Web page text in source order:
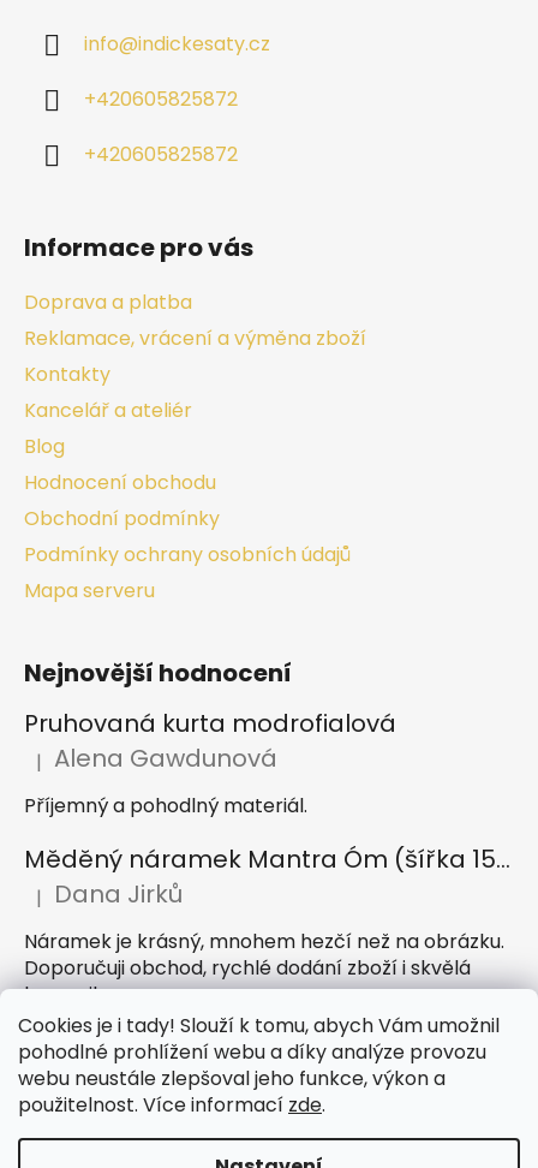
Cookies je i tady! Slouží k tomu, abych Vám umožnil
pohodlné prohlížení webu a díky analýze provozu
webu neustále zlepšoval jeho funkce, výkon a
použitelnost. Více informací zde.
info@indickesaty.cz
+420605825872
+420605825872
Informace pro vás
Doprava a platba
Reklamace, vrácení a výměna zboží
Kontakty
Kancelář a ateliér
Blog
Hodnocení obchodu
Obchodní podmínky
Podmínky ochrany osobních údajů
Mapa serveru
Nejnovější hodnocení
Pruhovaná kurta modrofialová
Hodnocení produktu je 5 z 5 hvězdiček.
| Alena Gawdunová
Příjemný a pohodlný materiál.
Měděný náramek Mantra Óm (šířka 15 mm)
Hodnocení produktu je 5 z 5 hvězdiček.
| Dana Jirků
Náramek je krásný, mnohem hezčí než na obrázku.
Doporučuji obchod, rychlé dodání zboží i skvělá
komunikace
Hodnocení produktu je 5 z 5 hvězdiček.
| Petra Hejátková